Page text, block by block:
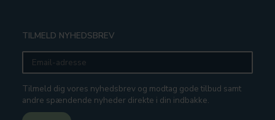
TILMELD NYHEDSBREV
Email-
adresse
Tilmeld dig vores nyhedsbrev og modtag gode tilbud samt
andre spændende nyheder direkte i din indbakke.